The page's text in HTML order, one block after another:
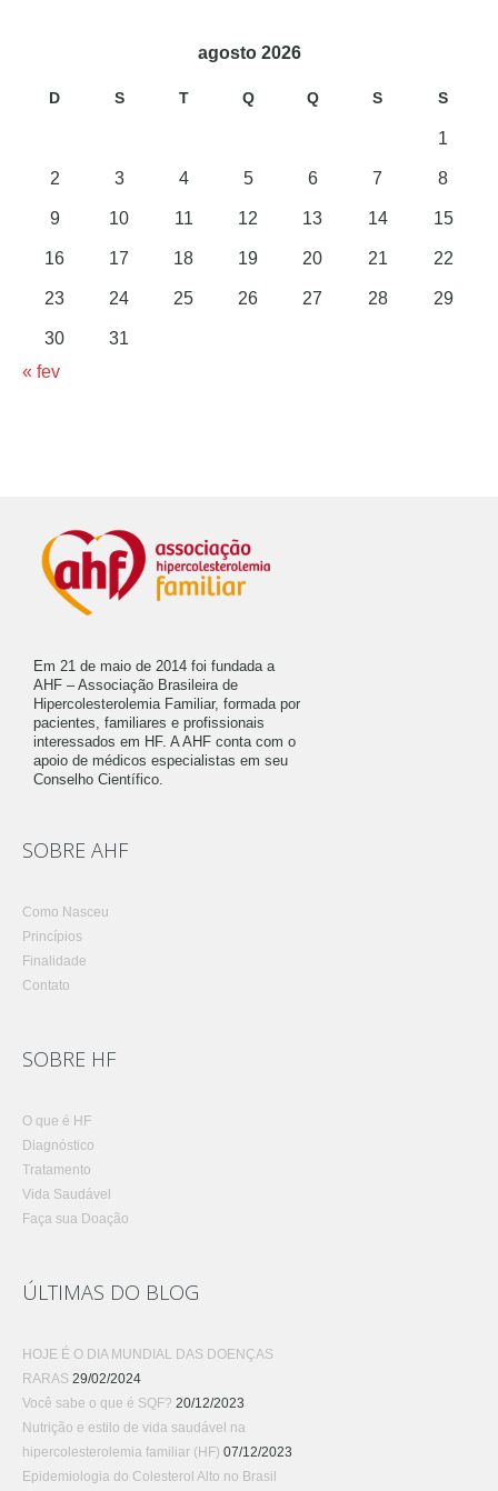
agosto 2026
D S T Q Q S S
1
2 3 4 5 6 7 8
9 10 11 12 13 14 15
16 17 18 19 20 21 22
23 24 25 26 27 28 29
30
31
« fev
Em 21 de maio de 2014 foi fundada a
AHF – Associação Brasileira de
Hipercolesterolemia Familiar, formada por
pacientes, familiares e profissionais
interessados em HF. A AHF conta com o
apoio de médicos especialistas em seu
Conselho Científico.
SOBRE AHF
Como Nasceu
Princípios
Finalidade
Contato
SOBRE HF
O que é HF
Diagnóstico
Tratamento
Vida Saudável
Faça sua Doação
ÚLTIMAS DO BLOG
HOJE É O DIA MUNDIAL DAS DOENÇAS
RARAS 29/02/2024
Você sabe o que é SQF? 20/12/2023
Nutrição e estilo de vida saudável na
hipercolesterolemia familiar (HF) 07/12/2023
Epidemiologia do Colesterol Alto no Brasil